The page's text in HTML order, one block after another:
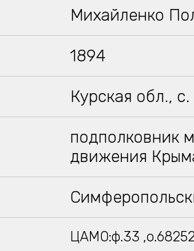
Михайленко
1894
Курская обл.,
подполковник
движения
ЦАМО:ф.33